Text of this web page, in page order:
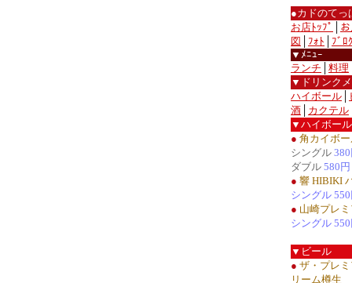
●カドのて
お店ﾄｯﾌﾟ
図
ﾌｫﾄ
ﾌﾞﾛ
▼ﾒﾆｭｰ
ランチ
料理
▼ドリンク
ハイボール
酒
カクテル
▼ハイボール
● 角カイボ
シングル
ダブル 580円
● 響 HIBIKI
シングル
● 山崎プレ
シングル
▼ビール
● ザ・プレ
リーム樽生